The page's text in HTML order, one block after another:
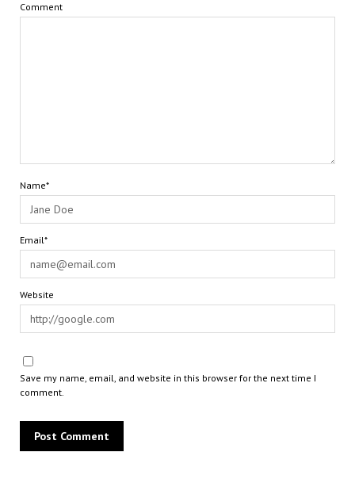
Comment
Name*
Email*
Website
Save my name, email, and website in this browser for the next time I
comment.